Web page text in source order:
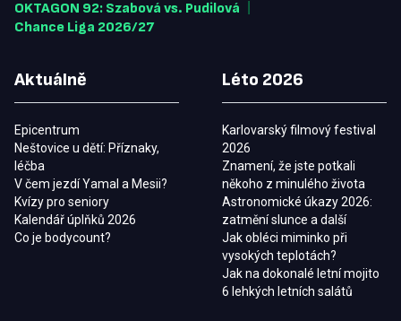
OKTAGON 92: Szabová vs. Pudilová
Chance Liga 2026/27
Aktuálně
Epicentrum
Neštovice u dětí: Příznaky,
léčba
V čem jezdí Yamal a Mesii?
Kvízy pro seniory
Kalendář úplňků 2026
Co je bodycount?
Léto 2026
Karlovarský filmový festival
2026
Znamení, že jste potkali
někoho z minulého života
Astronomické úkazy 2026:
zatmění slunce a další
Jak obléci miminko při
vysokých teplotách?
Jak na dokonalé letní mojito
6 lehkých letních salátů